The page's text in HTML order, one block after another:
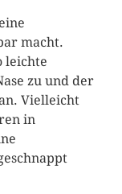
macht.
leichte
zu und der
Vielleicht
in